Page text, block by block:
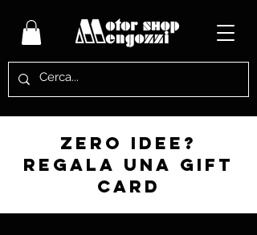
zero idee?
regala una gift
card